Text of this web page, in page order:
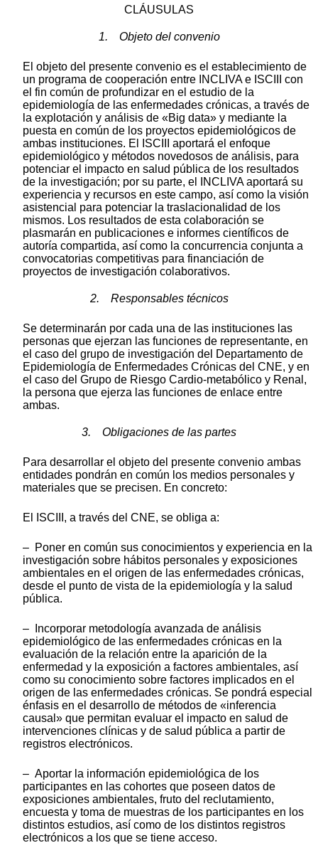
CLÁUSULAS
1. Objeto del convenio
El objeto del presente convenio es el establecimiento de
un programa de cooperación entre INCLIVA e ISCIII con
el fin común de profundizar en el estudio de la
epidemiología de las enfermedades crónicas, a través de
la explotación y análisis de «Big data» y mediante la
puesta en común de los proyectos epidemiológicos de
ambas instituciones. El ISCIII aportará el enfoque
epidemiológico y métodos novedosos de análisis, para
potenciar el impacto en salud pública de los resultados
de la investigación; por su parte, el INCLIVA aportará su
experiencia y recursos en este campo, así como la visión
asistencial para potenciar la traslacionalidad de los
mismos. Los resultados de esta colaboración se
plasmarán en publicaciones e informes científicos de
autoría compartida, así como la concurrencia conjunta a
convocatorias competitivas para financiación de
proyectos de investigación colaborativos.
2. Responsables técnicos
Se determinarán por cada una de las instituciones las
personas que ejerzan las funciones de representante, en
el caso del grupo de investigación del Departamento de
Epidemiología de Enfermedades Crónicas del CNE, y en
el caso del Grupo de Riesgo Cardio-metabólico y Renal,
la persona que ejerza las funciones de enlace entre
ambas.
3. Obligaciones de las partes
Para desarrollar el objeto del presente convenio ambas
entidades pondrán en común los medios personales y
materiales que se precisen. En concreto:
El ISCIII, a través del CNE, se obliga a:
– Poner en común sus conocimientos y experiencia en la
investigación sobre hábitos personales y exposiciones
ambientales en el origen de las enfermedades crónicas,
desde el punto de vista de la epidemiología y la salud
pública.
– Incorporar metodología avanzada de análisis
epidemiológico de las enfermedades crónicas en la
evaluación de la relación entre la aparición de la
enfermedad y la exposición a factores ambientales, así
como su conocimiento sobre factores implicados en el
origen de las enfermedades crónicas. Se pondrá especial
énfasis en el desarrollo de métodos de «inferencia
causal» que permitan evaluar el impacto en salud de
intervenciones clínicas y de salud pública a partir de
registros electrónicos.
– Aportar la información epidemiológica de los
participantes en las cohortes que poseen datos de
exposiciones ambientales, fruto del reclutamiento,
encuesta y toma de muestras de los participantes en los
distintos estudios, así como de los distintos registros
electrónicos a los que se tiene acceso.